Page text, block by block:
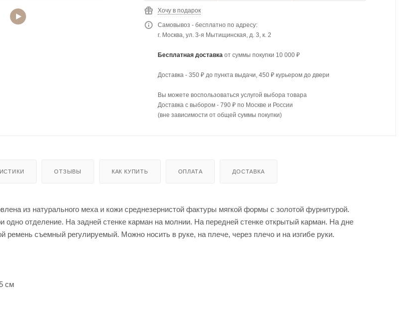
Хочу в подарок
Самовывоз - бесплатно по адресу:
г. Москва, ул. 3-я Мытищинская, д. 3, к. 2
Бесплатная доставкаот суммы покупки 10 000 ₽
Доставка - 350 ₽ до пункта выдачи, 450 ₽ курьером до двери
Вы можете воспользоваться услугой выбора товара
Доставка с выбором - 790 ₽ по Москве и России
(вне зависимости от общей суммы покупки)
ОТЗЫВЫ КАК КУПИТЬ ОПЛАТА ДОСТАВКА
из натурального меха и кожи среднезернистой фактуры мягкой формы с золотой фурнитурой.
одно отделение. На задней стенке карман на молнии. На передней стенке открытый карман. На дне
ремень съемный регулируемый. Можно носить в руке, на плече, через плечо и на изгибе руки.
см